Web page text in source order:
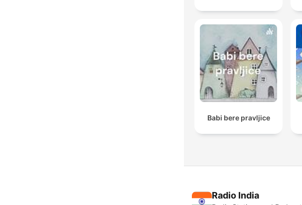
Babi bere pravljice
Radio India